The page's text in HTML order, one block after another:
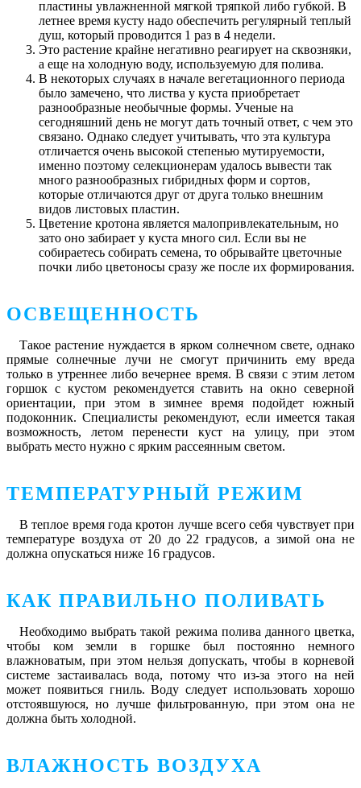
пластины увлажненной мягкой тряпкой либо губкой. В
летнее время кусту надо обеспечить регулярный теплый
душ, который проводится 1 раз в 4 недели.
Это растение крайне негативно реагирует на сквозняки,
а еще на холодную воду, используемую для полива.
В некоторых случаях в начале вегетационного периода
было замечено, что листва у куста приобретает
разнообразные необычные формы. Ученые на
сегодняшний день не могут дать точный ответ, с чем это
связано. Однако следует учитывать, что эта культура
отличается очень высокой степенью мутируемости,
именно поэтому селекционерам удалось вывести так
много разнообразных гибридных форм и сортов,
которые отличаются друг от друга только внешним
видов листовых пластин.
Цветение кротона является малопривлекательным, но
зато оно забирает у куста много сил. Если вы не
собираетесь собирать семена, то обрывайте цветочные
почки либо цветоносы сразу же после их формирования.
ОСВЕЩЕННОСТЬ
Такое растение нуждается в ярком солнечном свете, однако
прямые солнечные лучи не смогут причинить ему вреда
только в утреннее либо вечернее время. В связи с этим летом
горшок с кустом рекомендуется ставить на окно северной
ориентации, при этом в зимнее время подойдет южный
подоконник. Специалисты рекомендуют, если имеется такая
возможность, летом перенести куст на улицу, при этом
выбрать место нужно с ярким рассеянным светом.
ТЕМПЕРАТУРНЫЙ РЕЖИМ
В теплое время года кротон лучше всего себя чувствует при
температуре воздуха от 20 до 22 градусов, а зимой она не
должна опускаться ниже 16 градусов.
КАК ПРАВИЛЬНО ПОЛИВАТЬ
Необходимо выбрать такой режима полива данного цветка,
чтобы ком земли в горшке был постоянно немного
влажноватым, при этом нельзя допускать, чтобы в корневой
системе застаивалась вода, потому что из-за этого на ней
может появиться гниль. Воду следует использовать хорошо
отстоявшуюся, но лучше фильтрованную, при этом она не
должна быть холодной.
ВЛАЖНОСТЬ ВОЗДУХА